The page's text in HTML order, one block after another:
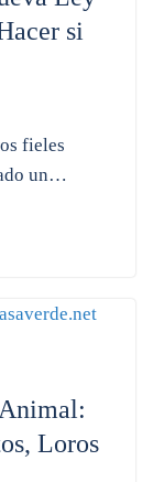
si
fieles
un…
Loros